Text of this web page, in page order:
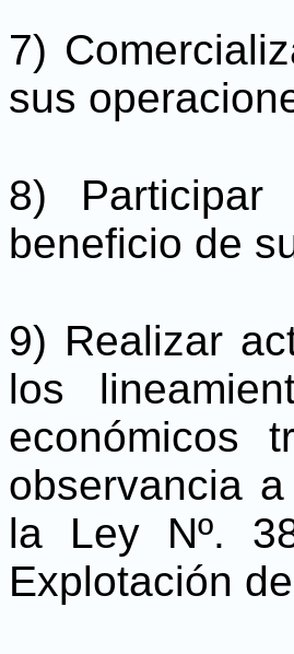
7)
sus
8) Participar
beneficio de
9) Realizar
los
económicos
observancia
la Ley Nº.
Explotación